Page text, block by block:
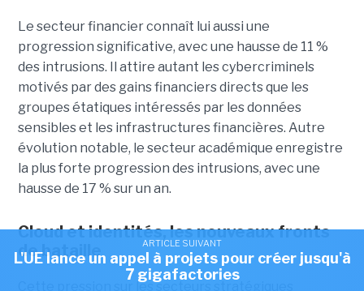
Le secteur financier connaît lui aussi une
progression significative, avec une hausse de 11 %
des intrusions. Il attire autant les cybercriminels
motivés par des gains financiers directs que les
groupes étatiques intéressés par les données
sensibles et les infrastructures financières. Autre
évolution notable, le secteur académique enregistre
la plus forte progression des intrusions, avec une
hausse de 17 % sur un an.
Cloud et identités, les nouveaux fronts
de bataille
Cette pression sur les secteurs stratégiques
ARTICLE SUIVANT
L'UE lance un appel à projets pour créer jusqu'à
7 gigafactories